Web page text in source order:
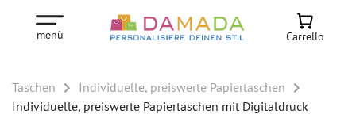
menù Carrello
Taschen
Individuelle, preiswerte Papiertaschen
Individuelle, preiswerte Papiertaschen mit Digitaldruck